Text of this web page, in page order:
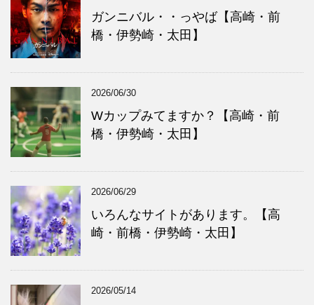
ー
ガンニバル・・っやば【高崎・前
橋・伊勢崎・太田】
2026/06/30
Wカップみてますか？【高崎・前
橋・伊勢崎・太田】
2026/06/29
いろんなサイトがあります。【高
崎・前橋・伊勢崎・太田】
2026/05/14